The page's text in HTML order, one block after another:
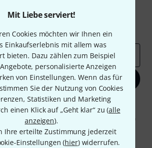
Mit Liebe serviert!
Cookies möchten wir Ihnen ein
Einkaufserlebnis mit allem was
bieten. Dazu zählen zum Beispiel
personalisierte Anzeigen
von Einstellungen. Wenn das für
Sie der Nutzung von Cookies
Statistiken und Marketing
einen Klick auf „Geht klar“ zu (alle
anzeigen).
Ihre erteilte Zustimmung jederzeit
Einstellungen (hier) widerrufen.
Newsletter und gewinne mit
von50 Gutscheinenüber jeweils
Beiträge
Deals Thomann Insights
*
Jetzt anmelden
anmelden“ stimmen Sie dem Erhalt von E-Mail-
Messung des E-Mail-Nutzungsverhaltens zu. Die
möglich. Weitere Informationen finden Sie in
Datenschutzhinweisen
* Pflichtfeld